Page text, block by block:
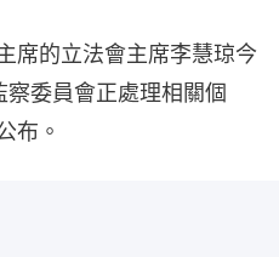
席的立法會主席李慧琼今
委員會正處理相關個
布。